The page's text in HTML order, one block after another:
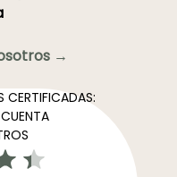
→